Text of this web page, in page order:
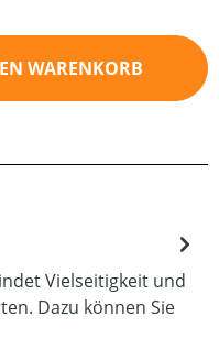
gewünschten
WARENKORB
Vielseitigkeit und
Dazu können Sie